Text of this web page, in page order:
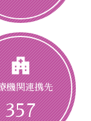
機関連携先
357
いて